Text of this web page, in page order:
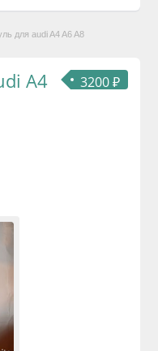
для audi A4 A6 A8
3200 ₽
A4